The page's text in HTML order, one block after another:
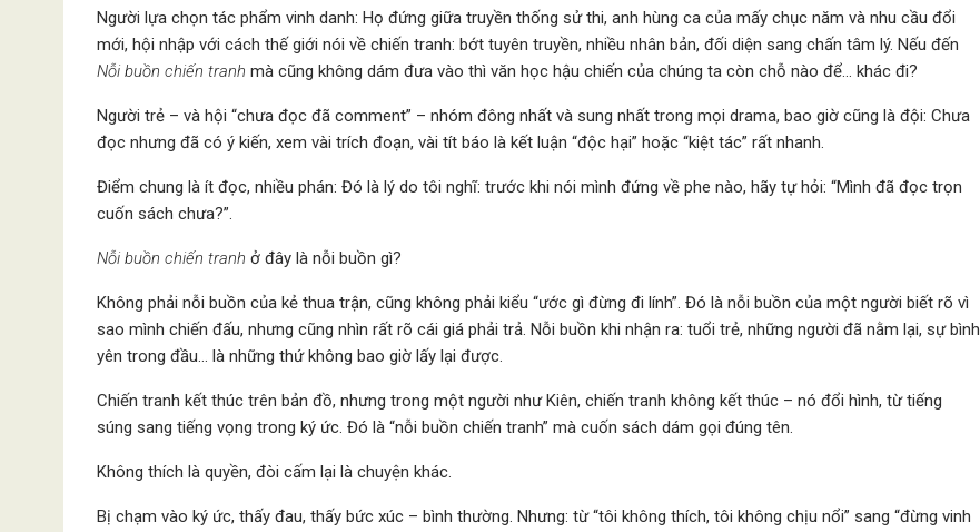
Người lựa chọn tác phẩm vinh danh: Họ đứng giữa truyền thống sử thi, anh hùng ca của mấy chục năm và nhu cầu đổi
mới, hội nhập với cách thế giới nói về chiến tranh: bớt tuyên truyền, nhiều nhân bản, đối diện sang chấn tâm lý. Nếu đến
Nỗi buồn chiến tranh mà cũng không dám đưa vào thì văn học hậu chiến của chúng ta còn chỗ nào để… khác đi?
Người trẻ – và hội “chưa đọc đã comment” – nhóm đông nhất và sung nhất trong mọi drama, bao giờ cũng là đội: Chưa
đọc nhưng đã có ý kiến, xem vài trích đoạn, vài tít báo là kết luận “độc hại” hoặc “kiệt tác” rất nhanh.
Điểm chung là ít đọc, nhiều phán: Đó là lý do tôi nghĩ: trước khi nói mình đứng về phe nào, hãy tự hỏi: “Mình đã đọc trọn
cuốn sách chưa?”.
Nỗi buồn chiến tranh ở đây là nỗi buồn gì?
Không phải nỗi buồn của kẻ thua trận, cũng không phải kiểu “ước gì đừng đi lính”. Đó là nỗi buồn của một người biết rõ vì
sao mình chiến đấu, nhưng cũng nhìn rất rõ cái giá phải trả. Nỗi buồn khi nhận ra: tuổi trẻ, những người đã nằm lại, sự bình
yên trong đầu… là những thứ không bao giờ lấy lại được.
Chiến tranh kết thúc trên bản đồ, nhưng trong một người như Kiên, chiến tranh không kết thúc – nó đổi hình, từ tiếng
súng sang tiếng vọng trong ký ức. Đó là “nỗi buồn chiến tranh” mà cuốn sách dám gọi đúng tên.
Không thích là quyền, đòi cấm lại là chuyện khác.
Bị chạm vào ký ức, thấy đau, thấy bức xúc – bình thường. Nhưng: từ “tôi không thích, tôi không chịu nổi” sang “đừng vinh